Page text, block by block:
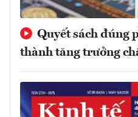
Quyết sách đúng
thành tăng trưởng